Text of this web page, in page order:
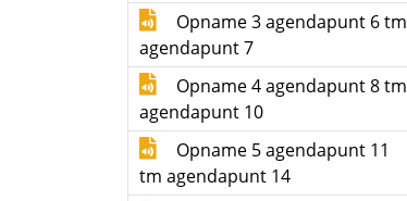
Opname 3 agendapunt 6 tm
agendapunt 7
Opname 4 agendapunt 8 tm
agendapunt 10
Opname 5 agendapunt 11
tm agendapunt 14